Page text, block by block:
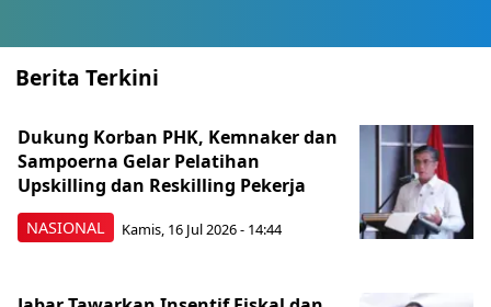
Berita Terkini
NASIONAL
Dukung Korban PHK, Kemnaker dan
Sampoerna Gelar Pelatihan
Upskilling dan Reskilling Pekerja
Kamis, 16 Jul 2026 - 14:44